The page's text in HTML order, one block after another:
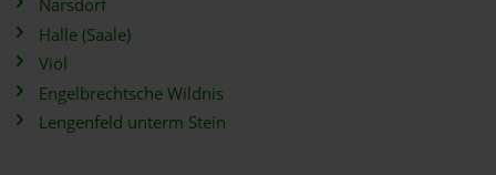
Narsdorf
Halle (Saale)
Viöl
Engelbrechtsche Wildnis
Lengenfeld unterm Stein